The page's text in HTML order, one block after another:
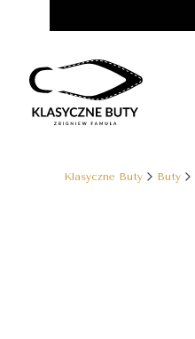
Klasyczne Buty Buty